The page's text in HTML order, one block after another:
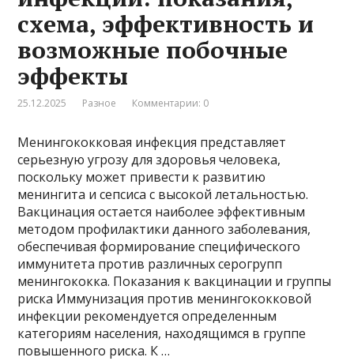
схема, эффективность и
возможные побочные
эффекты
25.12.2025 Разное Комментарии: 0
Менингококковая инфекция представляет
серьезную угрозу для здоровья человека,
поскольку может привести к развитию
менингита и сепсиса с высокой летальностью.
Вакцинация остается наиболее эффективным
методом профилактики данного заболевания,
обеспечивая формирование специфического
иммунитета против различных серогрупп
менингококка. Показания к вакцинации и группы
риска Иммунизация против менингококковой
инфекции рекомендуется определенным
категориям населения, находящимся в группе
повышенного риска. К …